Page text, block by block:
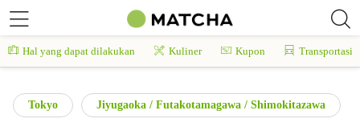
Hal yang dapat dilakukan Kuliner Kupon Transportasi
Tokyo Jiyugaoka / Futakotamagawa / Shimokitazawa